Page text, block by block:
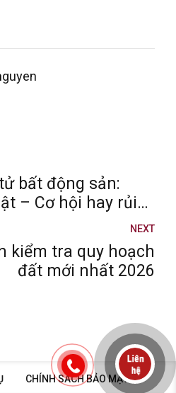
bất động sản:
– Cơ hội hay rủi
NEXT
kiểm tra quy hoạch
đất mới nhất 2026
CHÍNH SÁCH BẢO MẬT